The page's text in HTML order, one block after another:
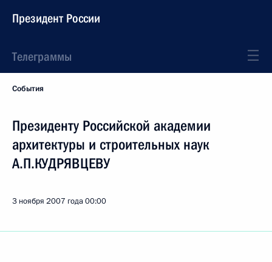
Президент России
Телеграммы
События
Президенту Российской академии
архитектуры и строительных наук
А.П.КУДРЯВЦЕВУ
3 ноября 2007 года00:00